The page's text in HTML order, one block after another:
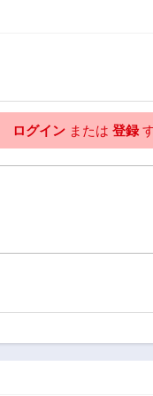
ログイン または 登録